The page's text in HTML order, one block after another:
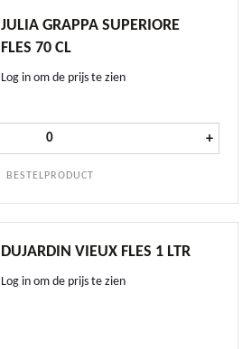
JULIA GRAPPA SUPERIORE
FLES 70 CL
Log in om de prijs te zien
BESTELPRODUCT
Julia Grappa Superiore fles 70 cl
+
DUJARDIN VIEUX FLES 1 LTR
Log in om de prijs te zien